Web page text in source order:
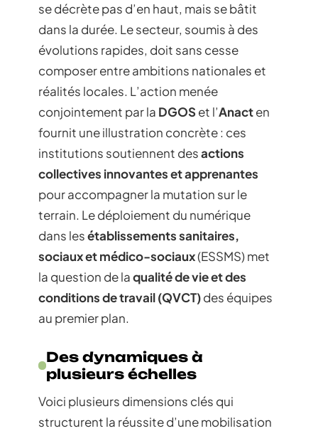
se décrète pas d’en haut, mais se bâtit
dans la durée. Le secteur, soumis à des
évolutions rapides, doit sans cesse
composer entre ambitions nationales et
réalités locales. L’action menée
conjointement par la DGOSet l’Anacten
fournit une illustration concrète : ces
institutions soutiennent desactions
collectives innovantes et apprenantes
pour accompagner la mutation sur le
terrain. Le déploiement du numérique
dans lesétablissements sanitaires,
sociaux et médico-sociaux(ESSMS) met
la question de laqualité de vie et des
conditions de travail (QVCT)des équipes
au premier plan.
Des dynamiques à
plusieurs échelles
Voici plusieurs dimensions clés qui
structurent la réussite d’une mobilisation